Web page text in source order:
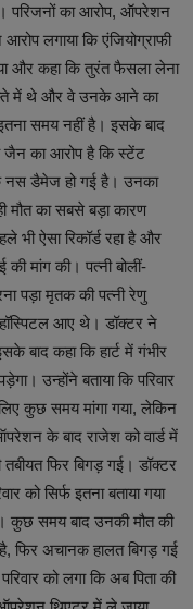
परिजनों का आरोप, ऑपरेशन
लगाया कि एंजियोग्राफी
और कहा कि तुरंत फैसला लेना
में थे और वे उनके आने का
समय नहीं है। इसके बाद
जैन का आरोप है कि स्टेंट
नस डैमेज हो गई है। उनका
मौत का सबसे बड़ा कारण
भी ऐसा रिकॉर्ड रहा है और
की मांग की। पत्नी बोलीं-
पड़ा मृतक की पत्नी रेणु
हॉस्पिटल आए थे। डॉक्टर ने
बाद कहा कि हार्ट में गंभीर
उन्होंने बताया कि परिवार
कुछ समय मांगा गया, लेकिन
के बाद राजेश को वार्ड में
फिर बिगड़ गई। डॉक्टर
को सिर्फ इतना बताया गया
कुछ समय बाद उनकी मौत की
फिर अचानक हालत बिगड़ गई
को लगा कि अब पिता की